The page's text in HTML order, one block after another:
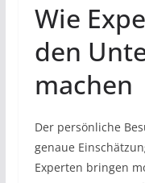
Wie
den
machen
Der persönliche
genaue
Experten bringen